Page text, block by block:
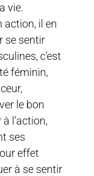
vie.
action, il en
se sentir
c’est
féminin,
le bon
l’action,
ses
effet
à se sentir